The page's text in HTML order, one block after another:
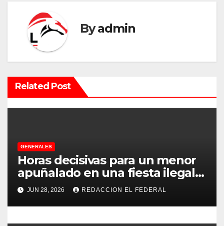
a
c
i
ó
n
e
e
n
t
r
Byadmin
Related Post
GENERALES
Horas decisivas para un menor
apuñalado en una fiesta ilegal
con más de 500 asistentes en
Chilecito
JUN 28, 2026 REDACCION EL FEDERAL